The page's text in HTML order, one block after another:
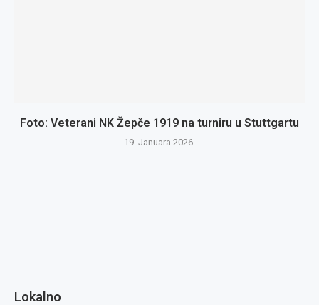
Foto: Veterani NK Žepče 1919 na turniru u Stuttgartu
19. Januara 2026.
Lokalno